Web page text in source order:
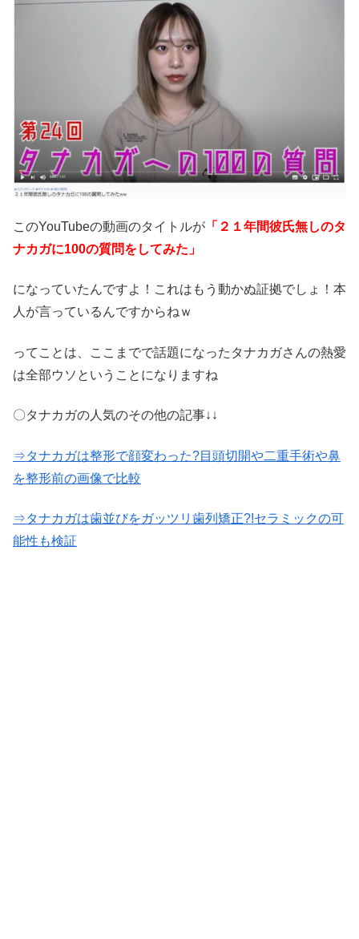
このYouTubeの動画のタイトルが 「２１年間彼氏無しのタ
ナカガに100の質問をしてみた」
になっていたんですよ！これはもう動かぬ証拠でしょ！本
人が言っているんですからねｗ
ってことは、ここまでで話題になったタナカガさんの熱愛
は全部ウソということになりますね
〇タナカガの人気のその他の記事↓↓
⇒タナカガは整形で顔変わった?目頭切開や二重手術や鼻
を整形前の画像で比較
⇒タナカガは歯並びをガッツリ歯列矯正?!セラミックの可
能性も検証